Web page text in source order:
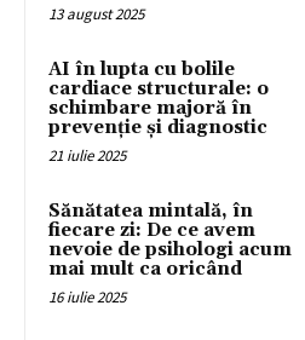
13 august 2025
AI în lupta cu bolile
cardiace structurale: o
schimbare majoră în
prevenție și diagnostic
21 iulie 2025
Sănătatea mintală, în
fiecare zi: De ce avem
nevoie de psihologi acum
mai mult ca oricând
16 iulie 2025